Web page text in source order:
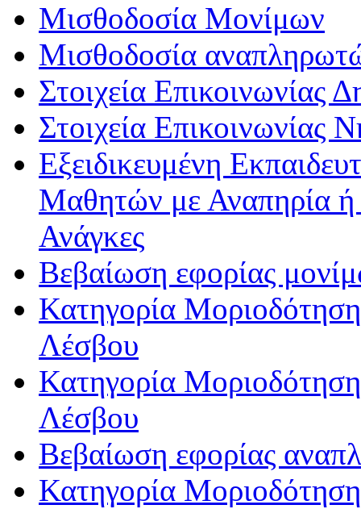
Μισθοδοσία Μονίμων
Μισθοδοσία
Στοιχεία Επικοινωνίας
Στοιχεία Επικοινωνίας
Εξειδικευμένη
Μαθητών με Αναπηρία ή /
Ανάγκες
Βεβαίωση εφορίας
Κατηγορία
Λέσβου
Κατηγορία
Λέσβου
Βεβαίωση εφορίας
Κατηγορία